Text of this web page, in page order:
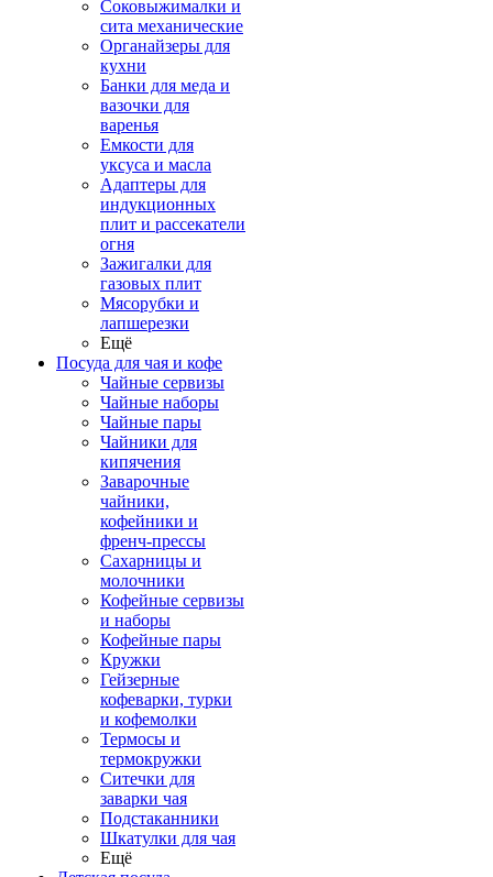
Соковыжималки и
сита механические
Органайзеры для
кухни
Банки для меда и
вазочки для
варенья
Емкости для
уксуса и масла
Адаптеры для
индукционных
плит и рассекатели
огня
Зажигалки для
газовых плит
Мясорубки и
лапшерезки
Ещё
Посуда для чая и кофе
Чайные сервизы
Чайные наборы
Чайные пары
Чайники для
кипячения
Заварочные
чайники,
кофейники и
френч-прессы
Сахарницы и
молочники
Кофейные сервизы
и наборы
Кофейные пары
Кружки
Гейзерные
кофеварки, турки
и кофемолки
Термосы и
термокружки
Ситечки для
заварки чая
Подстаканники
Шкатулки для чая
Ещё